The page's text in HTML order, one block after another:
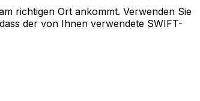
richtigen Ort ankommt. Verwenden Sie
der von Ihnen verwendete SWIFT-